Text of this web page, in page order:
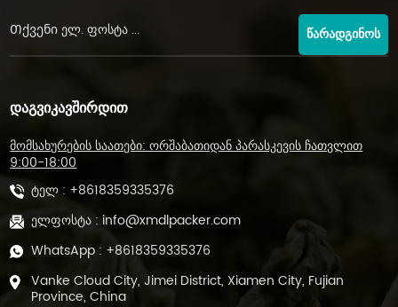
ᲬᲐᲠᲐᲓᲒᲘᲜᲝᲡ
ᲓᲐᲒᲕᲘᲙᲐᲕᲨᲘᲠᲓᲘᲗ
მომსახურების საათები: ორშაბათიდან პარასკევის ჩათვლით
9:00-18:00
ტელ : +8618359335376
ელფოსტა : info@xmdlpacker.com
WhatsApp : +8618359335376
Vanke Cloud City, Jimei District, Xiamen City, Fujian
Province, China